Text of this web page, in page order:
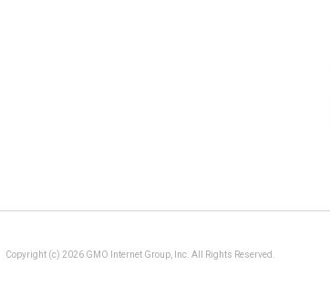
Copyright (c) 2026 GMO Internet Group, Inc. All Rights Reserved.